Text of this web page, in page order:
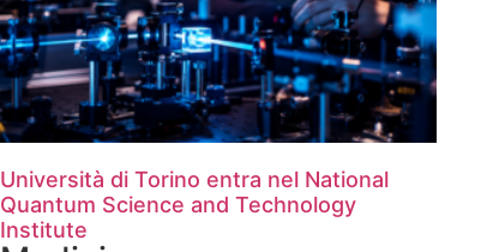
Università di Torino entra nel National
Quantum Science and Technology
Institute